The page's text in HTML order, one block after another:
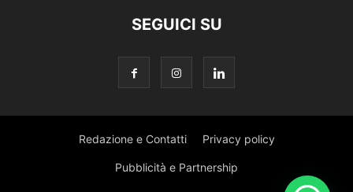
SEGUICI SU
Redazione e Contatti Privacy policy
Pubblicità e Partnership